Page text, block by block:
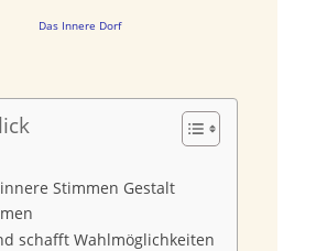
Das Innere Dorf
Stimmen Gestalt
schafft Wahlmöglichkeiten